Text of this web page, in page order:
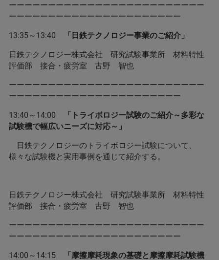
ーーーーーーーーーーーーーーーーーーーーーーーーー
ーーーーーーーーーーーーーーーーーーーーーー
13:35～13:40 「日鉄テクノロジー事業のご紹介」
日鉄テクノロジー株式会社 研究試験事業所 材料特性
評価部 接合・疲労室 古野 智也
ーーーーーーーーーーーーーーーーーーーーーーーーー
ーーーーーーーーーーーーーーーーーーーーーー
13:40～14:00
「トライボロジー試験のご紹介～多彩な
試験機で幅広いニーズに対応～」
日鉄テクノロジーのトライボロジー試験について、
様々な試験機と実用事例を通じて紹介する。
日鉄テクノロジー株式会社 研究試験事業所 材料特性
評価部 接合・疲労室 古野 智也
ーーーーーーーーーーーーーーーーーーーーーーーーー
ーーーーーーーーーーーーーーーーーーーーーー
14:00～14:15 「摩擦摩耗現象の基礎と摩擦摩耗試験機